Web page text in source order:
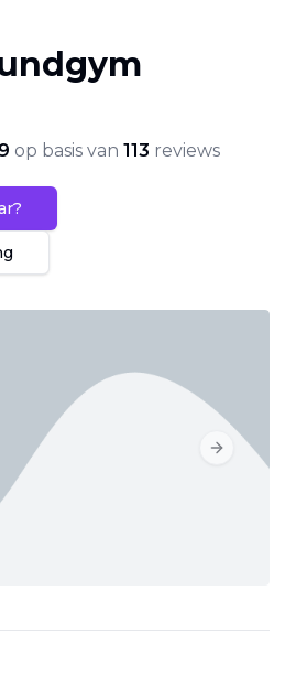
op basis van 113 reviews
Next slide